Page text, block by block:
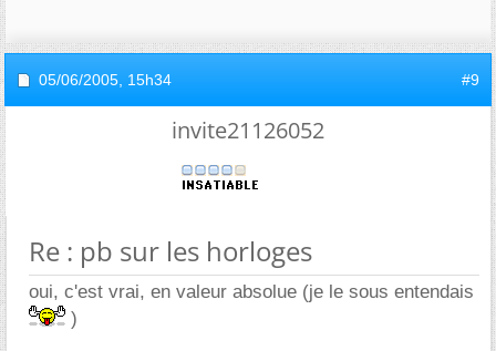
05/06/2005, 15h34 #9
invite21126052
Re : pb sur les horloges
oui, c'est vrai, en valeur absolue (je le sous entendais
)